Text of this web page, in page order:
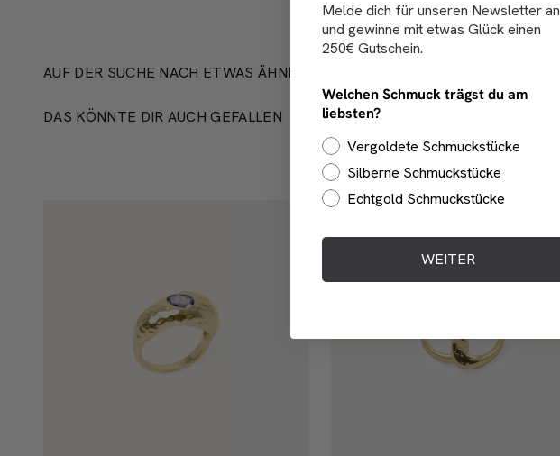
AUF DER SUCHE NACH ETWAS ÄHNLICHEM?
DAS KÖNNTE DIR AUCH GEFALLEN
Melde dich für unseren Newsletter an
und gewinne mit etwas Glück einen
250€ Gutschein.
Welchen Schmuck trägst du am
liebsten?
Vergoldete Schmuckstücke
Silberne Schmuckstücke
Echtgold Schmuckstücke
WEITER